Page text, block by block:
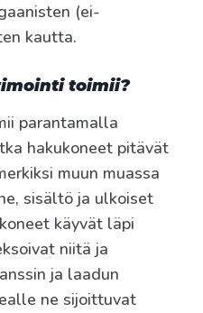
(ei-
kautta.
toimii?
parantamalla
hakukoneet pitävät
muun muassa
sisältö ja ulkoiset
käyvät läpi
niitä ja
ja laadun
ne sijoittuvat